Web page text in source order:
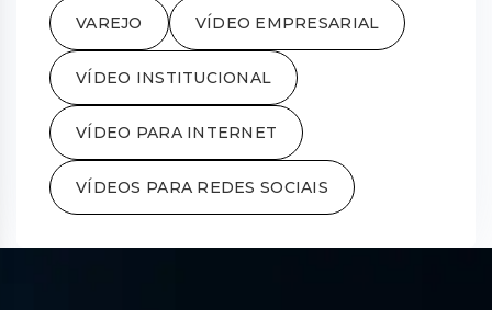
VAREJO VÍDEO EMPRESARIAL
VÍDEO INSTITUCIONAL
VÍDEO PARA INTERNET
VÍDEOS PARA REDES SOCIAIS